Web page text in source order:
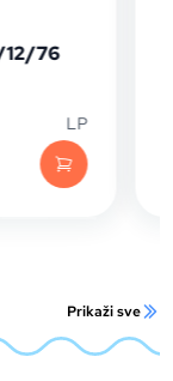
12/76
LP
Prikaži sve